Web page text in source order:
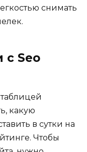
снимать
с Seo
какую
в сутки на
Чтобы